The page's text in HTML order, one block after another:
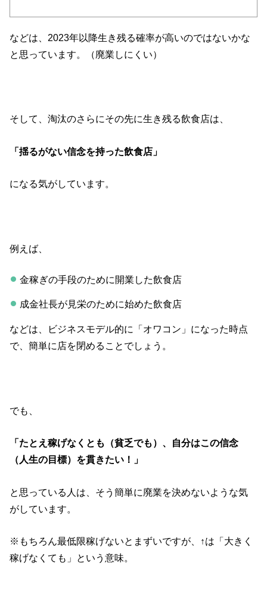
などは、2023年以降生き残る確率が高いのではないかな
と思っています。（廃業しにくい）
そして、淘汰のさらにその先に生き残る飲食店は、
「揺るがない信念を持った飲食店」
になる気がしています。
例えば、
金稼ぎの手段のために開業した飲食店
成金社長が見栄のために始めた飲食店
などは、ビジネスモデル的に「オワコン」になった時点
で、簡単に店を閉めることでしょう。
でも、
「たとえ稼げなくとも（貧乏でも）、自分はこの信念
（人生の目標）を貫きたい！」
と思っている人は、そう簡単に廃業を決めないような気
がしています。
※もちろん最低限稼げないとまずいですが、↑は「大きく
稼げなくても」という意味。